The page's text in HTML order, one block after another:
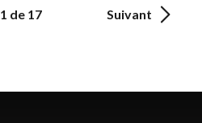
1 de 17 Suivant